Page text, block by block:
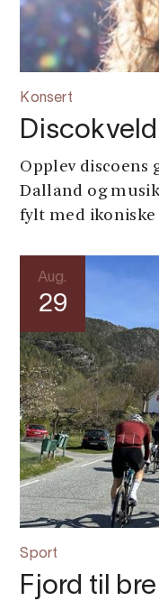
Konsert
Discokveld
Opplev
Dalland og
fylt med ikoniske
Aug.
29
Sport
Fjord til